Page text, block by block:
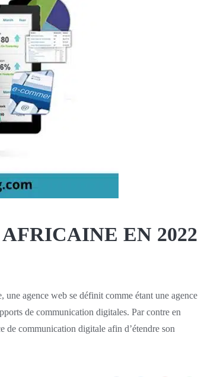
EN 2022
agence web se définit comme étant une agence
de communication digitales. Par contre en
de communication digitale afin d’étendre son